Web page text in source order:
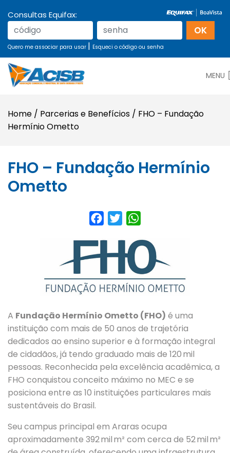
Consultas Equifax:
Quero me associar para usar | Esqueci o código ou senha
MENU
Home / Parcerias e Benefícios / FHO – Fundação
Hermínio Ometto
FHO – Fundação Hermínio
Ometto
Facebook
Twitter
A Fundação Hermínio Ometto (FHO) é uma
instituição com mais de 50 anos de trajetória
dedicados ao ensino superior e à formação integral
de cidadãos, já tendo graduado mais de 120 mil
pessoas. Reconhecida pela excelência acadêmica, a
FHO conquistou conceito máximo no MEC e se
posiciona entre as 10 instituições particulares mais
sustentáveis do Brasil.
Seu campus principal em Araras ocupa
aproximadamente 392 mil m² com cerca de 52 mil m²